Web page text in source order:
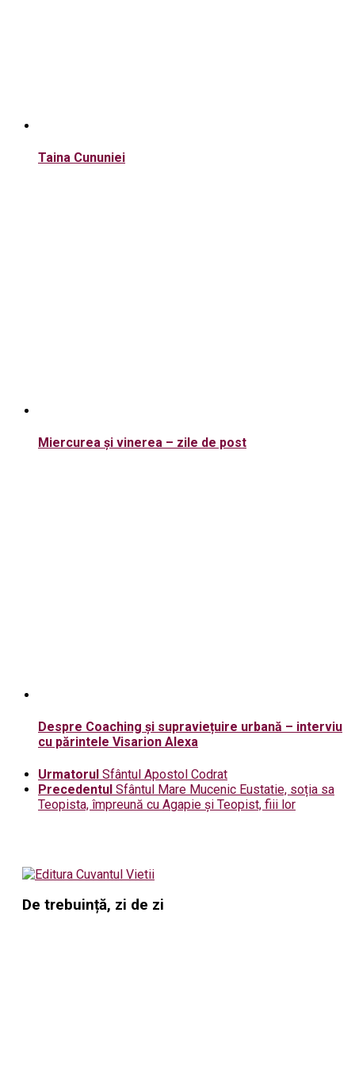
Taina Cununiei
Miercurea şi vinerea – zile de post
Despre Coaching și supraviețuire urbană – interviu
cu părintele Visarion Alexa
Urmatorul Sfântul Apostol Codrat
Precedentul Sfântul Mare Mucenic Eustatie, soția sa
Teopista, împreună cu Agapie și Teopist, fiii lor
De trebuință, zi de zi